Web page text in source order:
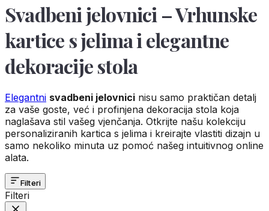
Svadbeni jelovnici – Vrhunske
kartice s jelima i elegantne
dekoracije stola
Elegantni svadbeni jelovnici nisu samo praktičan detalj
za vaše goste, već i profinjena dekoracija stola koja
naglašava stil vašeg vjenčanja. Otkrijte našu kolekciju
personaliziranih kartica s jelima i kreirajte vlastiti dizajn u
samo nekoliko minuta uz pomoć našeg intuitivnog online
alata.
Filteri
Filteri